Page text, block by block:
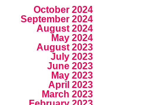
October 2024
September 2024
August 2024
May 2024
August 2023
July 2023
June 2023
May 2023
April 2023
March 2023